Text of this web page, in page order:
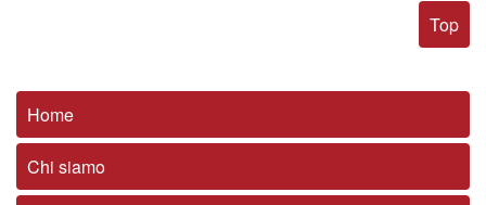
Top
Home
Chi siamo